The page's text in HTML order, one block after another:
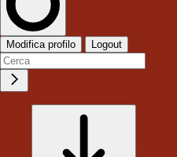
Modifica profilo Logout